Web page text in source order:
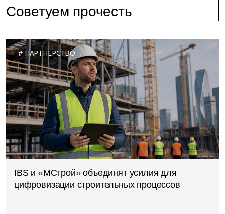
Советуем прочесть
ПАРТНЕРСТВО
IBS и «МСтрой» объединят усилия для
цифровизации строительных процессов